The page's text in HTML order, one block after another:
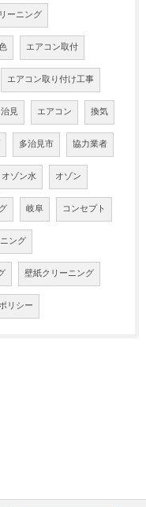
ーニング
エアコン取付
エアコン取り付け工事
見 エアコン 換気
多治見市 協力業者
オゾン水 オゾン
岐阜 コンセプト
ング
壁紙クリーニング
リシー